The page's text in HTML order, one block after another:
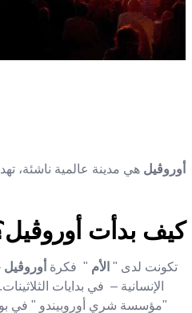
أوروڨيل هي مدينة عالمية
كيف بدأت
تكونت لدى " الأم " فكرة أوروڨيل
الإنسانية – في بدايات
"مؤسسة شري أوروبيندو " في